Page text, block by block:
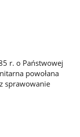
r. o Państwowej
powołana
sprawowanie